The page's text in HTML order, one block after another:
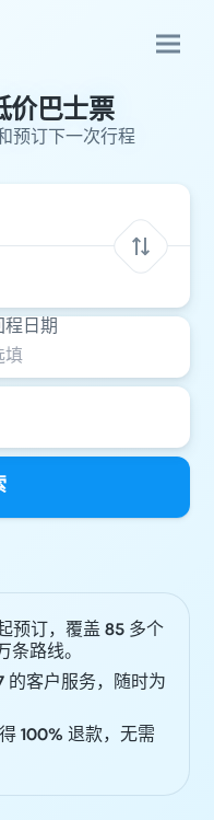
价巴士票
预订下一次行程
程日期
预订，覆盖 85 多个
条路线。
的客户服务，随时为
100% 退款，无需